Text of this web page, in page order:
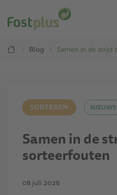
en
naar
inhoud
Breadcrumb
Blog Samen in de strijd
SORTEREN NIEUWS
Samen in de
sorteerfouten
08 juli 2026